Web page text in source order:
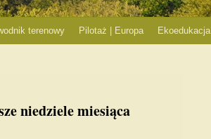
terenowy Pilotaż | Europa Ekoedukacja
niedziele miesiąca